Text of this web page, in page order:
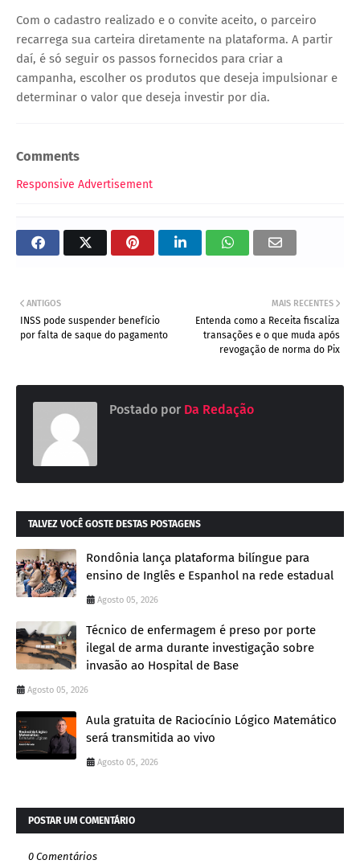
Com o cadastro realizado e o convite aceito, o parceiro
recarrega sua carteira diretamente na plataforma. A partir
daí, é só seguir os passos fornecidos para criar a
campanha, escolher os produtos que deseja impulsionar e
determinar o valor que deseja investir por dia.
Comments
Responsive Advertisement
MAIS RECENTES
Entenda como a Receita fiscaliza
transações e o que muda após
revogação de norma do Pix
ANTIGOS
INSS pode suspender benefício
por falta de saque do pagamento
Postado por Da Redação
TALVEZ VOCÊ GOSTE DESTAS POSTAGENS
Rondônia lança plataforma bilíngue para
ensino de Inglês e Espanhol na rede estadual
Agosto 05, 2026
Técnico de enfermagem é preso por porte
ilegal de arma durante investigação sobre
invasão ao Hospital de Base
Agosto 05, 2026
Aula gratuita de Raciocínio Lógico Matemático
será transmitida ao vivo
Agosto 05, 2026
POSTAR UM COMENTÁRIO
0 Comentários